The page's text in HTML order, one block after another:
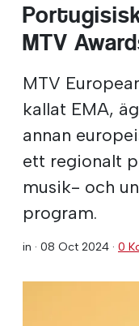
MTV
MTV
kallat EMA,
annan
ett regionalt
musik- och
program.
in · 08 Oct 2024 · 0